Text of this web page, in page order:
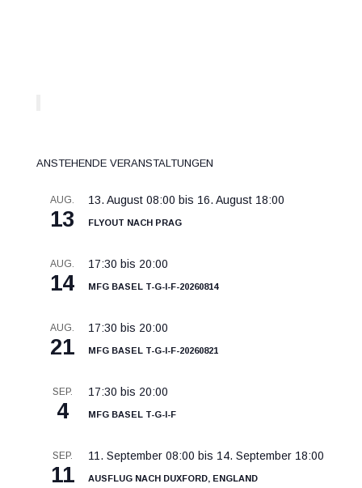
Anstehende Veranstaltungen
AUG.
13
13. August 08:00 bis 16. August 18:00
Flyout nach Prag
AUG.
14
17:30 bis 20:00
MFG Basel T-G-I-F-20260814
AUG.
21
17:30 bis 20:00
MFG Basel T-G-I-F-20260821
SEP.
4
17:30 bis 20:00
MFG Basel T-G-I-F
SEP.
11
11. September 08:00 bis 14. September 18:00
Ausflug nach Duxford, England